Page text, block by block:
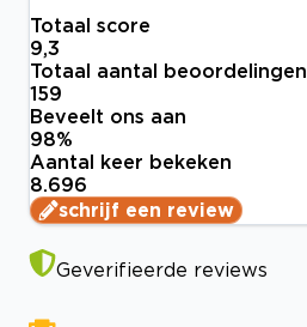
Totaal score
9,3
Totaal aantal beoordelingen
159
Beveelt ons aan
98%
Aantal keer bekeken
8.696
schrijf een review
Geverifieerde reviews